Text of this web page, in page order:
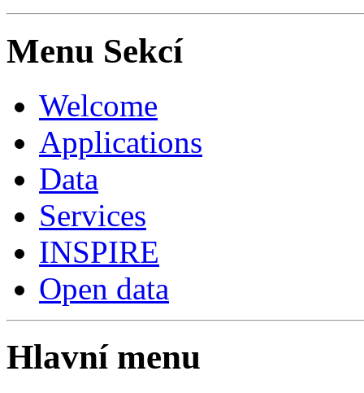
Menu Sekcí
Welcome
Applications
Data
Services
INSPIRE
Open data
Hlavní menu